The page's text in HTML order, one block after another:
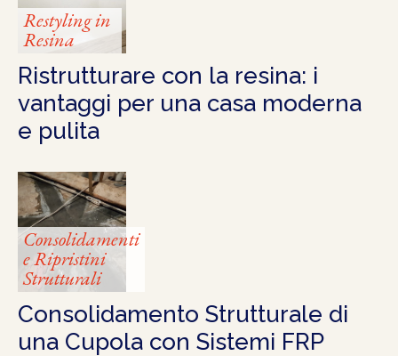
Restyling in
Resina
Ristrutturare con la resina: i
vantaggi per una casa moderna
e pulita
Consolidamenti
e Ripristini
Strutturali
Consolidamento Strutturale di
una Cupola con Sistemi FRP